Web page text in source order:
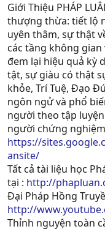
Giới Thiệu PHÁP
thượng thừa: tiết lộ
uyên thâm, sự thật
các tầng không gian
đem lại hiệu quả kỳ
tật, sự giàu có thật
khỏe, Trí Tuệ, Ðạo
ngôn ngử và phổ
người theo tập
người chứng
https://
ansite/
Tất cả tài liệu học
tại : http://
Đại Pháp Hồng
http://
Thỉnh nguyện toàn